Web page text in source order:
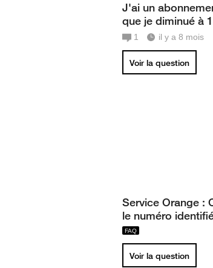
J'ai un
que je diminué à
1 il y a 8 mois
Voir la question
Service Orange :
le numéro
Voir la question